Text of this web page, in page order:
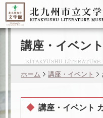
ゆか
講座・イベント
ホーム 講座・イベント
講座・イベント